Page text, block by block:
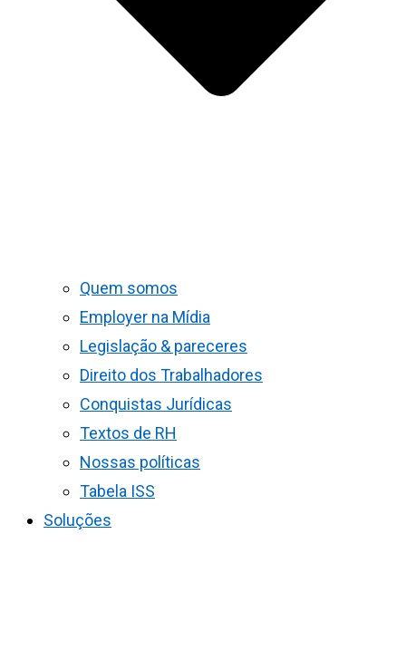
Quem somos
Employer na Mídia
Legislação & pareceres
Direito dos Trabalhadores
Conquistas Jurídicas
Textos de RH
Nossas políticas
Tabela ISS
Soluções